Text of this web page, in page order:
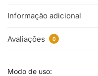
Informação adicional
Avaliações 0
Modo de uso: